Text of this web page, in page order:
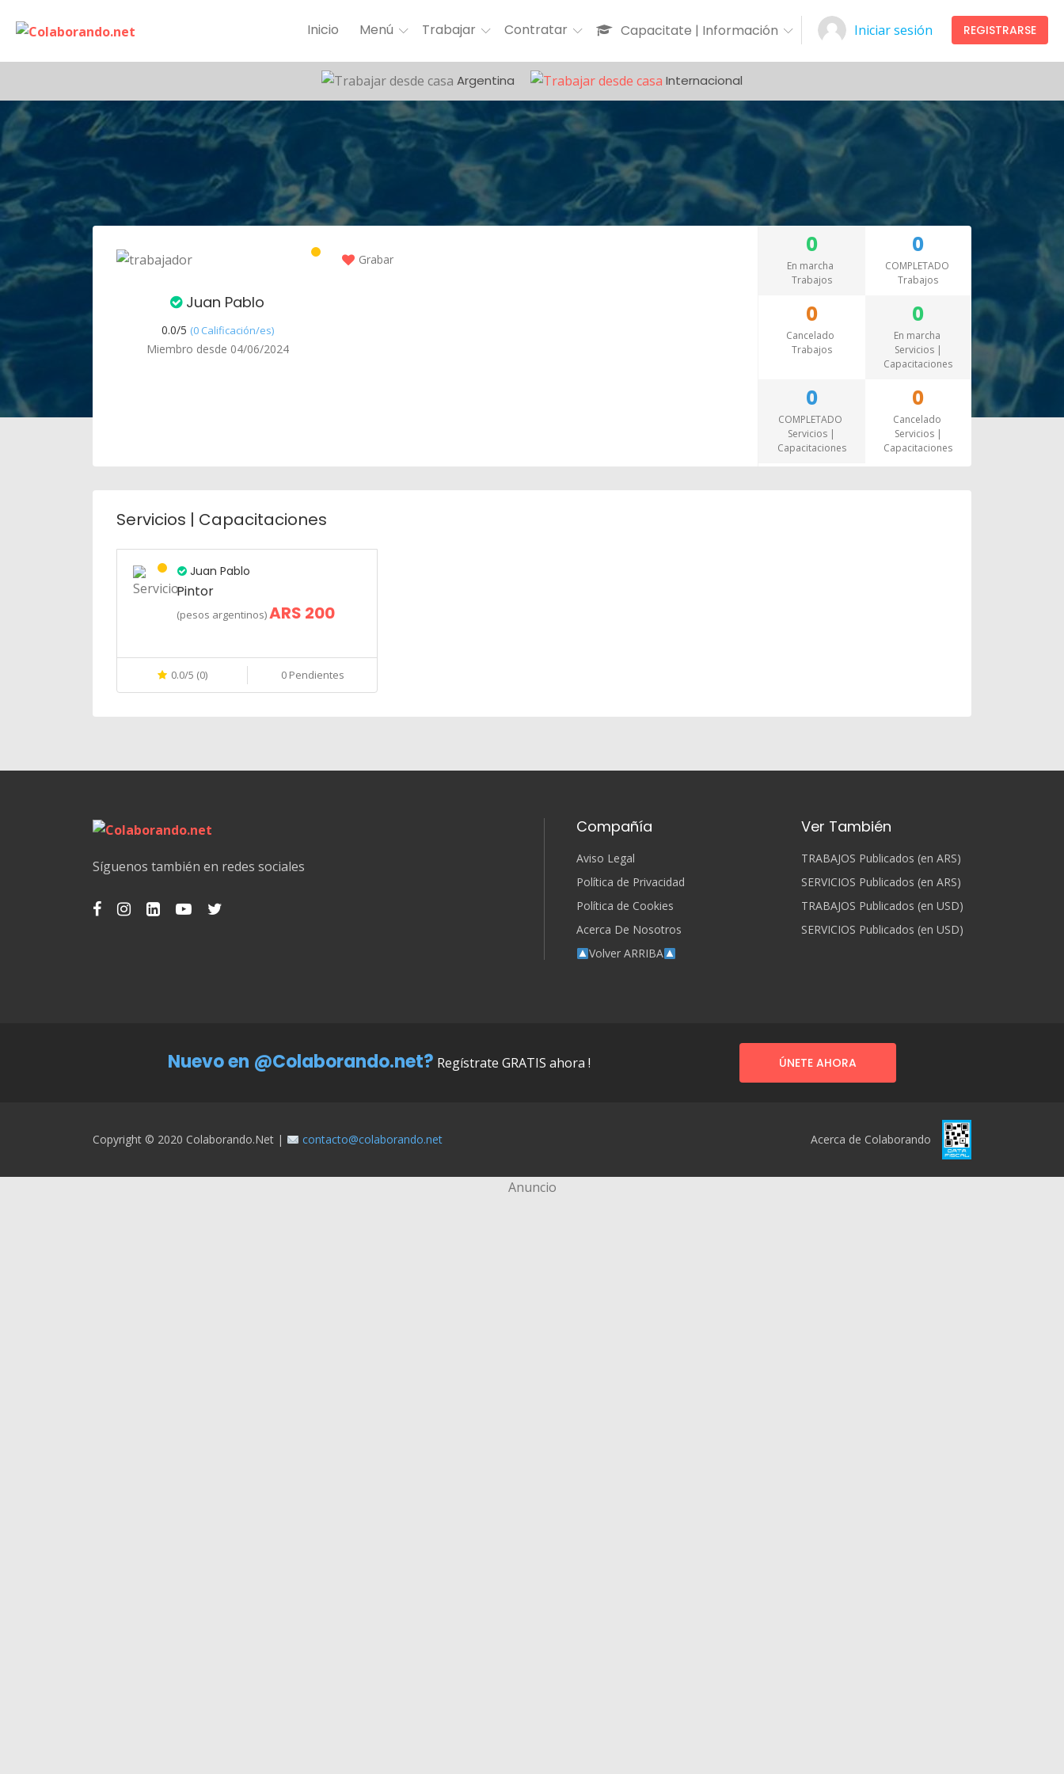
Inicio Menú Trabajar Contratar Capacitate | Información Iniciar sesión REGISTRARSE
Argentina Internacional
Juan Pablo
0.0/5 (0 Calificación/es)
Miembro desde 04/06/2024
Grabar
0
En marcha
Trabajos
0
COMPLETADO
Trabajos
0
Cancelado
Trabajos
0
En marcha
Servicios |
Capacitaciones
0
COMPLETADO
Servicios |
Capacitaciones
0
Cancelado
Servicios |
Capacitaciones
Servicios | Capacitaciones
Juan Pablo
Pintor
(pesos argentinos)ARS 200
0.0/5 (0) 0 Pendientes
Síguenos también en redes sociales
Compañía
Aviso Legal
Política de Privacidad
Política de Cookies
Acerca De Nosotros
Volver ARRIBA
Ver También
TRABAJOS Publicados (en ARS)
SERVICIOS Publicados (en ARS)
TRABAJOS Publicados (en USD)
SERVICIOS Publicados (en USD)
Nuevo en @Colaborando.net? Regístrate GRATIS ahora ! ÚNETE AHORA
Copyright © 2020 Colaborando.net | contacto@colaborando.net Acerca de Colaborando
Anuncio